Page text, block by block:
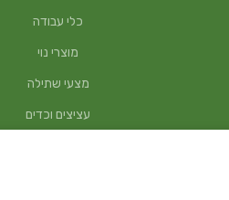
כלי עבודה
מוצרי נוי
מצעי שתילה
עציצים וכדים